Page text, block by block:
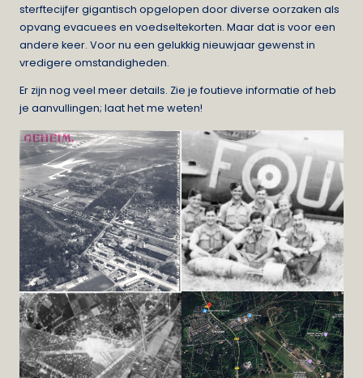
sterftecijfer gigantisch opgelopen door diverse oorzaken als
opvang evacuees en voedseltekorten. Maar dat is voor een
andere keer. Voor nu een gelukkig nieuwjaar gewenst in
vredigere omstandigheden.
Er zijn nog veel meer details. Zie je foutieve informatie of heb
je aanvullingen; laat het me weten!